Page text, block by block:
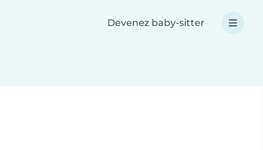
Devenez baby-sitter